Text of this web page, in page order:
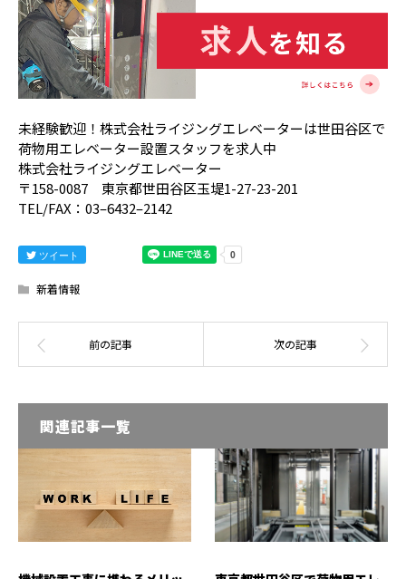
未経験歓迎！株式会社ライジングエレベーターは世田谷区で
荷物用エレベーター設置スタッフを求人中
株式会社ライジングエレベーター
〒158-0087 東京都世田谷区玉堤1-27-23-201
TEL/FAX：03–6432–2142
ツイート
新着情報
関連記事一覧